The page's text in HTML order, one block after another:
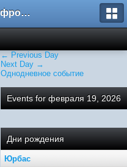
1DV.ru - Цифровое видео
← Previous Day
Next Day →
Однодневное событие
Events for февраля 19, 2026
Дни рождения
Юрбас